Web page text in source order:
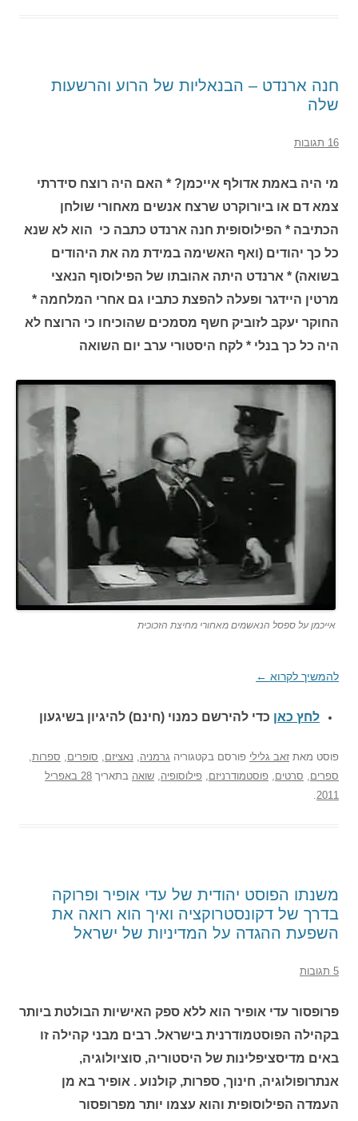
חנה ארנדט – הבנאליות של הרוע והרשעות
שלה
16 תגובות
מי היה באמת אדולף אייכמן? * האם היה רוצח סידרתי
צמא דם או ביורוקרט שרצח אנשים מאחורי שולחן
הכתיבה * הפילוסופית חנה ארנדט כתבה כי הוא לא שנא
כל כך יהודים (ואף האשימה במידת מה את היהודים
בשואה) * ארנדט היתה אהובתו של הפילוסוף הנאצי
מרטין היידגר ופעלה להפצת כתביו גם אחרי המלחמה *
החוקר יעקב לזוביק חשף מסמכים שהוכיחו כי הרוצח לא
היה כל כך בנלי * לקח היסטורי ערב יום השואה
אייכמן על ספסל הנאשמים מאחורי מחיצת הזכוכית
להמשיך לקרוא ←
לחץ כאן כדי להירשם כמנוי (חינם) להיגיון בשיגעון
פוסט מאת זאב גלילי פורסם בקטגוריה גרמניה, נאציזם, סופרים, ספרות,
ספרים, סרטים, פוסטמודרניזם, פילוסופיה, שואה בתאריך
28 באפריל
2011
.
משנתו הפוסט יהודית של עדי אופיר ופרוקה
בדרך של דקונסטרוקציה ואיך הוא רואה את
השפעת ההגדה על המדיניות של ישראל
5 תגובות
פרופסור עדי אופיר הוא ללא ספק האישיות הבולטת ביותר
בקהילה הפוסטמודרנית בישראל. רבים מבני קהילה זו
באים מדיסציפלינות של היסטוריה, סוציולוגיה,
אנתרופולוגיה, חינוך, ספרות, קולנוע . אופיר בא מן
העמדה הפילוסופית והוא עצמו יותר מפרופסור